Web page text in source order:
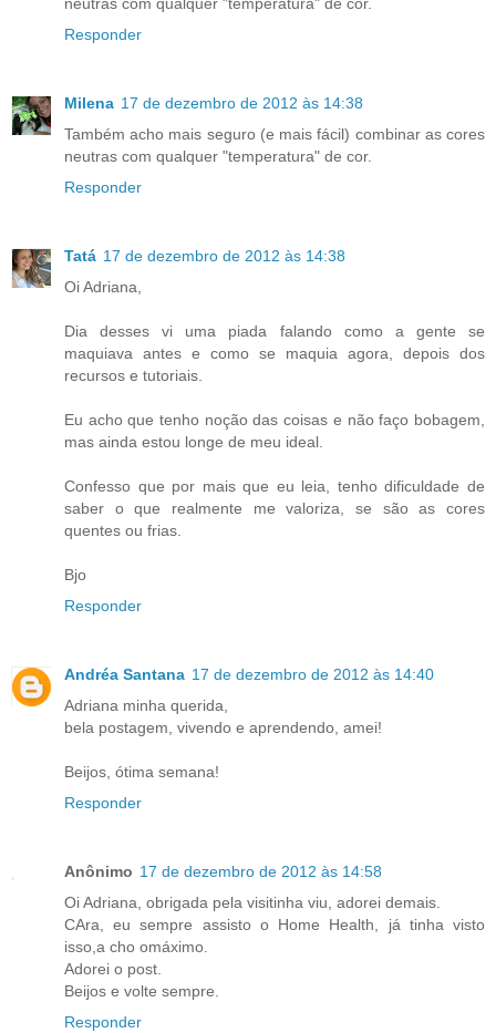
neutras com qualquer "temperatura" de cor.
Responder
Milena 17 de dezembro de 2012 às 14:38
Também acho mais seguro (e mais fácil) combinar as cores
neutras com qualquer "temperatura" de cor.
Responder
Tatá 17 de dezembro de 2012 às 14:38
Oi Adriana,
Dia desses vi uma piada falando como a gente se
maquiava antes e como se maquia agora, depois dos
recursos e tutoriais.
Eu acho que tenho noção das coisas e não faço bobagem,
mas ainda estou longe de meu ideal.
Confesso que por mais que eu leia, tenho dificuldade de
saber o que realmente me valoriza, se são as cores
quentes ou frias.
Bjo
Responder
Andréa Santana 17 de dezembro de 2012 às 14:40
Adriana minha querida,
bela postagem, vivendo e aprendendo, amei!
Beijos, ótima semana!
Responder
Anônimo 17 de dezembro de 2012 às 14:58
Oi Adriana, obrigada pela visitinha viu, adorei demais.
CAra, eu sempre assisto o Home Health, já tinha visto
isso,a cho omáximo.
Adorei o post.
Beijos e volte sempre.
Responder